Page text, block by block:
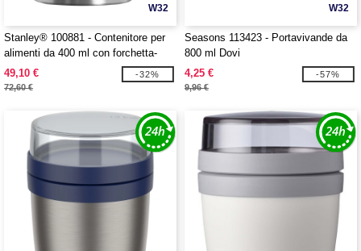
W32
Stanley® 100881 - Contenitore per
alimenti da 400 ml con forchetta-
cucchiaio Stanley Legendary
49,10 €
72,60 €
-32%
W32
Seasons 113423 - Portavivande da
800 ml Dovi
4,25 €
9,96 €
-57%